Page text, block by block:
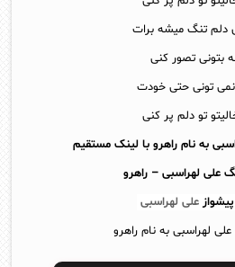
دلم تنگ میشه برات
بتونی تصور کنی
تونی حتی خودت
تو دلم پر کنی
به نام راهرو با لینک مستقیم
علی لهراسبی – راهرو
علی لهراسبی
لهراسبی به نام راهرو